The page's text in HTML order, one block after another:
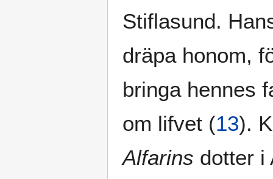
Stiflasund.
dräpa honom,
bringa hennes
om lifvet (13).
Alfarins dotter i